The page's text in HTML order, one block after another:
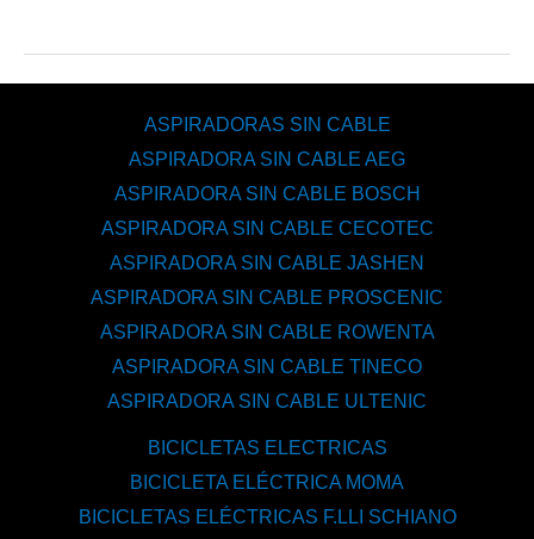
ASPIRADORAS SIN CABLE
ASPIRADORA SIN CABLE AEG
ASPIRADORA SIN CABLE BOSCH
ASPIRADORA SIN CABLE CECOTEC
ASPIRADORA SIN CABLE JASHEN
ASPIRADORA SIN CABLE PROSCENIC
ASPIRADORA SIN CABLE ROWENTA
ASPIRADORA SIN CABLE TINECO
ASPIRADORA SIN CABLE ULTENIC
BICICLETAS ELECTRICAS
BICICLETA ELÉCTRICA MOMA
BICICLETAS ELÉCTRICAS F.LLI SCHIANO